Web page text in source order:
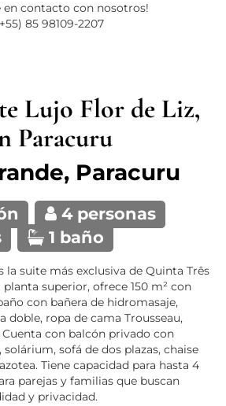
Lujo Flor de Liz,
Paracuru
Paracuru
4 personas
1 baño
la suite más exclusiva de Quinta Três
planta superior, ofrece 150 m² con
con bañera de hidromasaje,
doble, ropa de cama Trousseau,
con balcón privado con
solárium, sofá de dos plazas, chaise
Tiene capacidad para hasta 4
parejas y familias que buscan
y privacidad.
en contacto con nosotros!
85 98109-2207